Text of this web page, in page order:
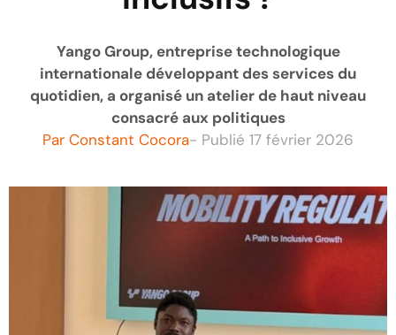
Yango Group, entreprise technologique
internationale développant des services du
quotidien, a organisé un atelier de haut niveau
consacré aux politiques
Par Constant Cocora- Publié 17 février 2026